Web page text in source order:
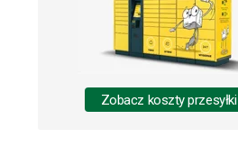
Zobacz koszty przesyłki